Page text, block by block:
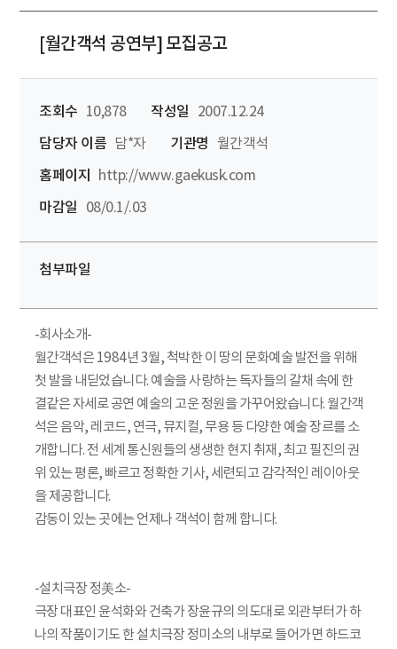
[월간객석 공연부] 모집공고
조회수 10,878 작성일
2007.12.24
담당자 이름 담*자 기관명
월간객석
홈페이지
http://www.gaekusk.com
마감일
08/0.1/.03
첨부파일
-회사소개-
월간객석은 1984년 3월, 척박한 이 땅의 문화예술 발전을 위해
첫 발을 내딛었습니다. 예술을 사랑하는 독자들의 갈채 속에 한
결같은 자세로 공연 예술의 고운 정원을 가꾸어왔습니다. 월간객
석은 음악, 레코드, 연극, 뮤지컬, 무용 등 다양한 예술 장르를 소
개합니다. 전 세계 통신원들의 생생한 현지 취재, 최고 필진의 권
위 있는 평론, 빠르고 정확한 기사, 세련되고 감각적인 레이아웃
을 제공합니다.
감동이 있는 곳에는 언제나 객석이 함께 합니다.
-설치극장 정美소-
극장 대표인 윤석화와 건축가 장윤규의 의도대로 외관부터가 하
나의 작품이기도 한 설치극장 정미소의 내부로 들어가면 하드코